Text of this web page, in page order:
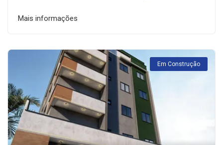
Mais informações
Em Construção